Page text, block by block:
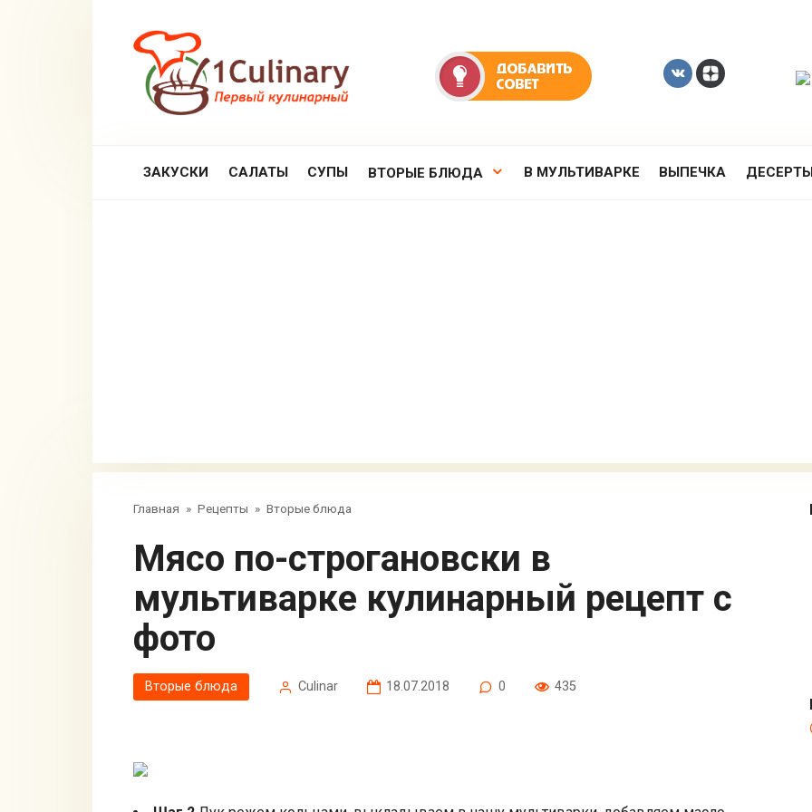
ЗАКУСКИ САЛАТЫ СУПЫ ВТОРЫЕ БЛЮДА В МУЛЬТИВАРКЕ ВЫПЕЧКА
Главная » Рецепты » Вторые блюда
Мясо по-строгановски в
мультиварке кулинарный рецепт с
фото
Вторые блюда Сulinar 18.07.2018 0 435